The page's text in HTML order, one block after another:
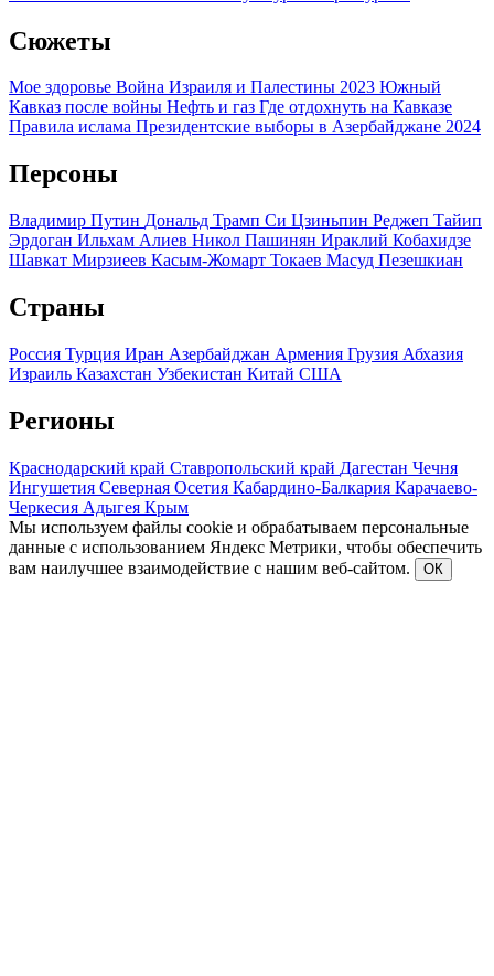
Сюжеты
Мое здоровье Война Израиля и Палестины 2023 Южный
Кавказ после войны Нефть и газ Где отдохнуть на Кавказе
Правила ислама Президентские выборы в Азербайджане 2024
Персоны
Владимир Путин Дональд Трамп Си Цзиньпин Реджеп Тайип
Эрдоган Ильхам Алиев Никол Пашинян Ираклий Кобахидзе
Шавкат Мирзиеев Касым-Жомарт Токаев Масуд Пезешкиан
Страны
Россия Турция Иран Азербайджан Армения Грузия Абхазия
Израиль Казахстан Узбекистан Китай США
Регионы
Краснодарский край Ставропольский край Дагестан Чечня
Ингушетия Северная Осетия Кабардино-Балкария Карачаево-
Черкесия Адыгея Крым
Мы используем файлы cookie и обрабатываем персональные
данные с использованием Яндекс Метрики, чтобы обеспечить
вам наилучшее взаимодействие с нашим веб-сайтом.
ОК